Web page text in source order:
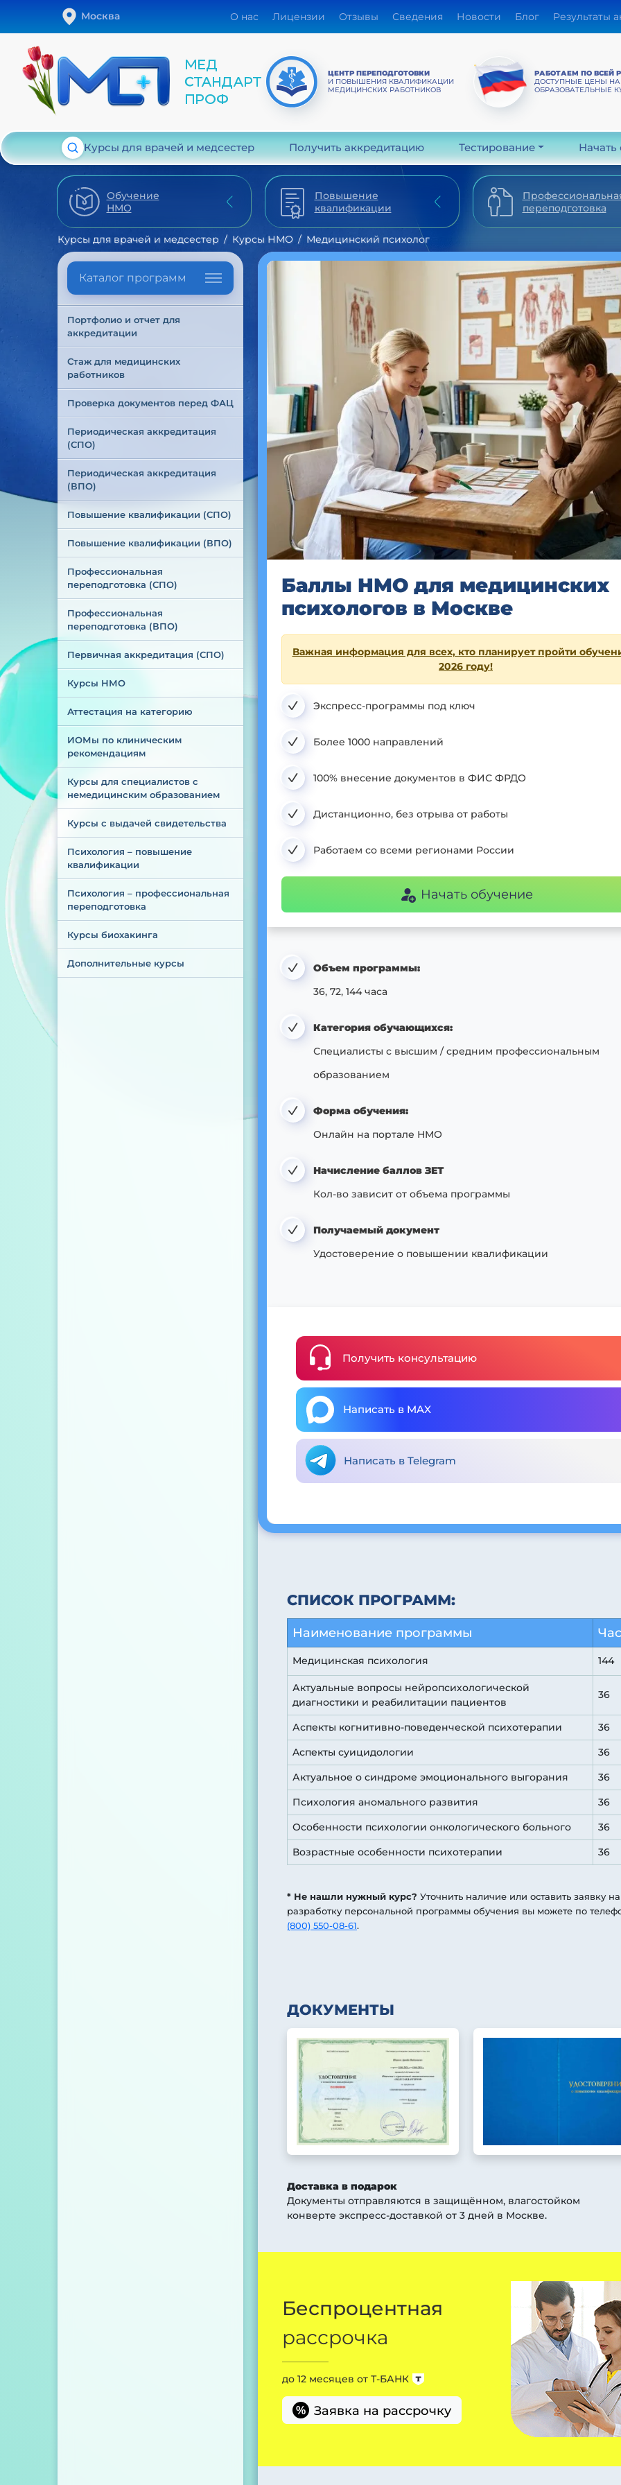
Москва О нас Лицензии Отзывы Сведения Новости Блог Результаты
ЦЕНТР ПЕРЕПОДГОТОВКИ
И ПОВЫШЕНИЯ КВАЛИФИКАЦИИ
МЕДИЦИНСКИХ РАБОТНИКОВ
РАБОТАЕМ ПО ВСЕЙ
ДОСТУПНЫЕ ЦЕНЫ НА
ОБРАЗОВАТЕЛЬНЫЕ
Курсы для врачей и медсестер Получить аккредитацию Тестирование Начать
Обучение
НМО
Повышение
квалификации
переподготовка
Курсы для врачей и медсестер Курсы НМО Медицинский психолог
Каталог программ
Портфолио и отчет для
аккредитации
Стаж для медицинских
работников
Проверка документов перед ФАЦ
Периодическая аккредитация
(СПО)
Периодическая аккредитация
(ВПО)
Повышение квалификации (СПО)
Повышение квалификации (ВПО)
Профессиональная
переподготовка (СПО)
Профессиональная
переподготовка (ВПО)
Первичная аккредитация (СПО)
Курсы НМО
Аттестация на категорию
ИОМы по клиническим
рекомендациям
Курсы для специалистов с
немедицинским образованием
Курсы с выдачей свидетельства
Психология – повышение
квалификации
Психология – профессиональная
переподготовка
Курсы биохакинга
Дополнительные курсы
Баллы НМО для медицинских
психологов в Москве
Важная информация для всех, кто планирует пройти
2026 году!
Экспресс-программы под ключ
Более 1000 направлений
100% внесение документов в ФИС ФРДО
Дистанционно, без отрыва от работы
Работаем со всеми регионами России
Начать обучение
Объем программы:
36, 72, 144 часа
Категория обучающихся:
Специалисты с высшим / средним профессиональным
образованием
Форма обучения:
Онлайн на портале НМО
Начисление баллов ЗЕТ
Кол-во зависит от объема программы
Получаемый документ
Удостоверение о повышении квалификации
Получить консультацию
Написать в MAX
Написать в Telegram
СПИСОК ПРОГРАММ:
Наименование программы
Медицинская психология 144
Актуальные вопросы нейропсихологической
диагностики и реабилитации пациентов
36
Аспекты когнитивно-поведенческой психотерапии
36
Aспекты суицидологии
36
Актуальное о синдроме эмоционального выгорания
36
Психология аномального развития
36
Особенности психологии онкологического больного
36
Возрастные особенности психотерапии
36
* Не нашли нужный курс? Уточнить наличие или оставить заявку на
разработку персональной программы обучения вы можете по
(800) 550-08-61.
ДОКУМЕНТЫ
Доставка в подарок
Документы отправляются в защищённом, влагостойком
конверте экспресс-доставкой от 3 дней в Москве.
Беспроцентная
рассрочка
до 12 месяцев от Т-БАНК
% Заявка на рассрочку